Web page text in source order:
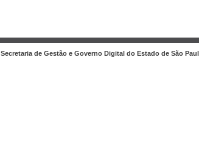
Secretaria de Gestão e Governo Digital do Estado de São